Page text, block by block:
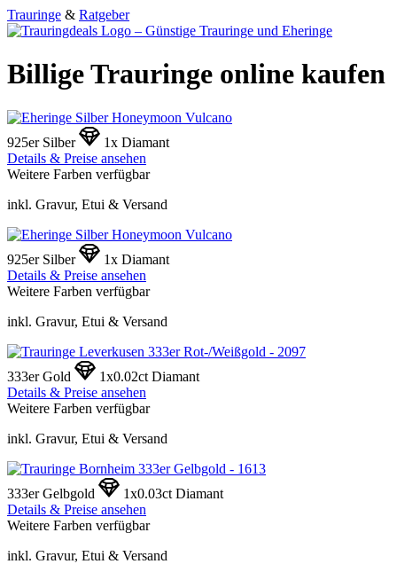
Trauringe & Ratgeber
Billige Trauringe online kaufen
925er Silber
1x Diamant
Details & Preise ansehen
Weitere Farben verfügbar
inkl. Gravur, Etui & Versand
925er Silber
1x Diamant
Details & Preise ansehen
Weitere Farben verfügbar
inkl. Gravur, Etui & Versand
333er Gold
1x0.02ct Diamant
Details & Preise ansehen
Weitere Farben verfügbar
inkl. Gravur, Etui & Versand
333er Gelbgold
1x0.03ct Diamant
Details & Preise ansehen
Weitere Farben verfügbar
inkl. Gravur, Etui & Versand